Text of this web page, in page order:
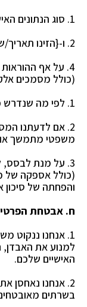
1. סוג הנתונים האישיים יימחק {הזינו תאריך/שעה};
2. ו-{הזינו תאריך/שעה נוספים}.
4. על אף
(כולל מסמכים
1. לפי מה שנדרש מאתנו על פי חוק
2. אם לדעתנו
משפטי מתמשך או
3. על מנת לבסס,
(כולל אספקה של
והפחתה של סיכון
ח. אבטחת
1. אנחנו ננקוט
למנוע את האבדן,
האישיים שלכם.
2. אנחנו נאחסן
בשרתים